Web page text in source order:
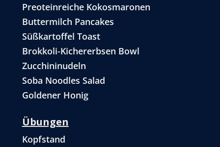
Preoteinreiche Kokosmaronen
Buttermilch Pancakes
Süßkartoffel Toast
Brokkoli-Kichererbsen Bowl
Zucchininudeln
Soba Noodles Salad
Goldener Honig
Übungen
Kopfstand